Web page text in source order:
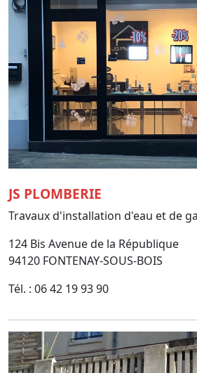
JS PLOMBERIE
Travaux d'installation d'eau et de
124 Bis Avenue de la République
94120 FONTENAY-SOUS-BOIS
Tél. : 06 42 19 93 90